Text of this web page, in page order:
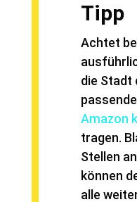
Tipp
Achtet
die Stadt
passende
Amazon
tragen.
Stellen
können
alle